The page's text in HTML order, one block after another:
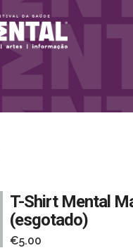
T-Shirt Mental
(esgotado)
€5.00